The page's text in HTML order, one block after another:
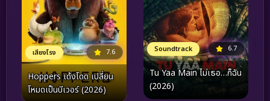
เสียงโรง 7.6
Hoppers เด้งโดด เปลี่ยน
โหมดเป็นบีเวอร์ (2026)
Soundtrack 6.7
Tu Yaa Main ไม่เธอ…ก็ฉัน
(2026)